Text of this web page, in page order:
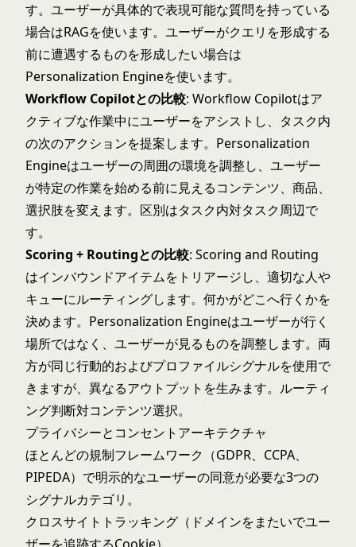
す。ユーザーが具体的で表現可能な質問を持っている
場合はRAGを使います。ユーザーがクエリを形成する
前に遭遇するものを形成したい場合は
Personalization Engineを使います。
Workflow Copilotとの比較: Workflow Copilotはア
クティブな作業中にユーザーをアシストし、タスク内
の次のアクションを提案します。Personalization
Engineはユーザーの周囲の環境を調整し、ユーザー
が特定の作業を始める前に見えるコンテンツ、商品、
選択肢を変えます。区別はタスク内対タスク周辺で
す。
Scoring + Routingとの比較: Scoring and Routing
はインバウンドアイテムをトリアージし、適切な人や
キューにルーティングします。何かがどこへ行くかを
決めます。Personalization Engineはユーザーが行く
場所ではなく、ユーザーが見るものを調整します。両
方が同じ行動的およびプロファイルシグナルを使用で
きますが、異なるアウトプットを生みます。ルーティ
ング判断対コンテンツ選択。
プライバシーとコンセントアーキテクチャ
ほとんどの規制フレームワーク（GDPR、CCPA、
PIPEDA）で明示的なユーザーの同意が必要な3つの
シグナルカテゴリ。
クロスサイトトラッキング（ドメインをまたいでユー